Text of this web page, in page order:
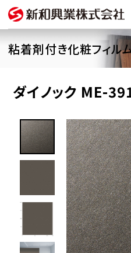
粘着剤付き化粧フィル
ダイノック ME-